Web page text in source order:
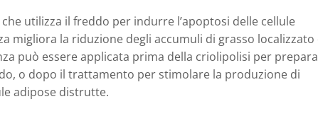
utilizza il freddo per indurre l’apoptosi delle cellule
migliora la riduzione degli accumuli di grasso localizzato
può essere applicata prima della criolipolisi per
o dopo il trattamento per stimolare la produzione di
adipose distrutte.